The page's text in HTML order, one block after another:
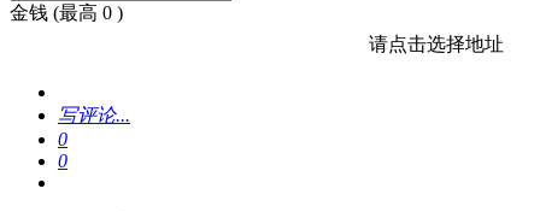
金钱 (最高 0 )
请点击选择地址
写评论...
0
0